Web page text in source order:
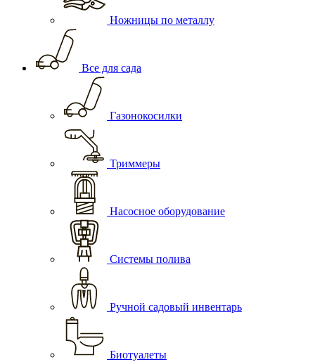
Ножницы по металлу
Все для сада
Газонокосилки
Триммеры
Насосное оборудование
Системы полива
Ручной садовый инвентарь
Биотуалеты